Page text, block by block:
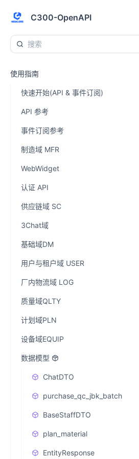
C300-OpenAPI
使用指南
快速开始(API & 事件订阅)
API 参考
事件订阅参考
制造域 MFR
WebWidget
认证 API
供应链域 SC
3Chat域
基础域DM
用户与租户域 USER
厂内物流域 LOG
质量域QLTY
计划域PLN
设备域EQUIP
数据模型
ChatDTO
purchase_qc_jbk_batch
BaseStaffDTO
plan_material
EntityResponse